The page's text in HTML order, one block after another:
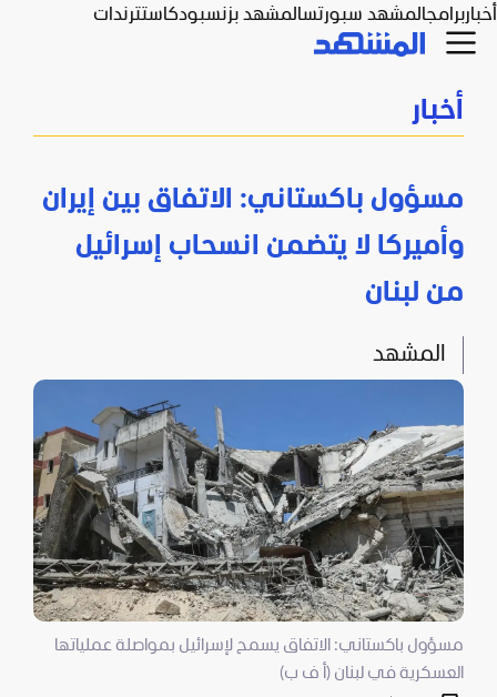
أخباربرامجالمشهد سبورتسالمشهد بزنسبودكاستترندات
أخبار
مسؤول باكستاني: الاتفاق بين إيران
وأميركا لا يتضمن انسحاب إسرائيل
من لبنان
المشهد
مسؤول باكستاني: الاتفاق يسمح لإسرائيل بمواصلة عملياتها
العسكرية في لبنان (أ ف ب)